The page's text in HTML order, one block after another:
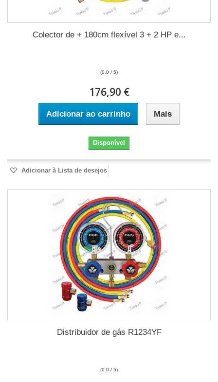
Colector de + 180cm flexível 3 + 2 HP e...
(0.0 / 5)
176,90 €
Adicionar ao carrinho Mais
Disponível
Adicionar à Lista de desejos
Distribuidor de gás R1234YF
(0.0 / 5)